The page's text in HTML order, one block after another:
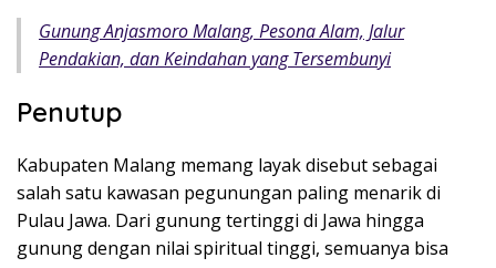
Gunung Anjasmoro Malang, Pesona Alam, Jalur
Pendakian, dan Keindahan yang Tersembunyi
Penutup
Kabupaten Malang memang layak disebut sebagai
salah satu kawasan pegunungan paling menarik di
Pulau Jawa. Dari gunung tertinggi di Jawa hingga
gunung dengan nilai spiritual tinggi, semuanya bisa